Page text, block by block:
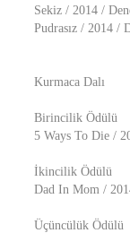
Sekiz / 2014 /
Pudrasız / 2014 /
Kurmaca Dalı
Birincilik Ödülü
5 Ways To Die /
İkincilik Ödülü
Dad In Mom /
Üçüncülük Ödülü